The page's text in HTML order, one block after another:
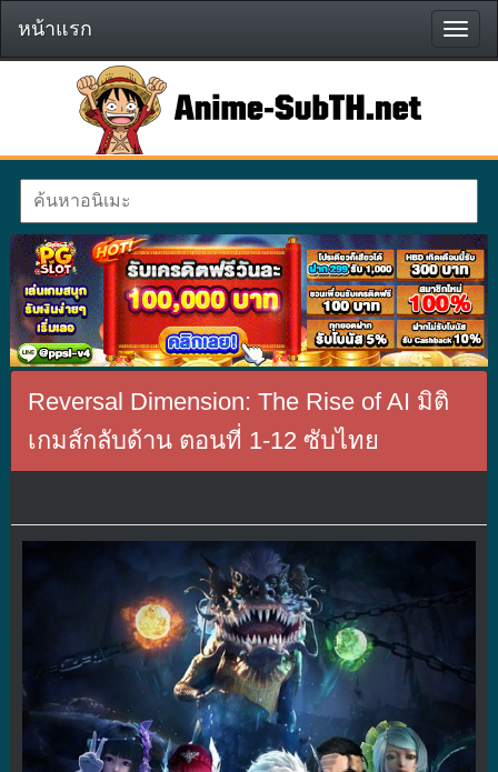
หน้า
แรก
หน้าแรก
Reversal Dimension: The Rise of AI มิติ
เกมส์กลับด้าน ตอนที่ 1-12 ซับไทย